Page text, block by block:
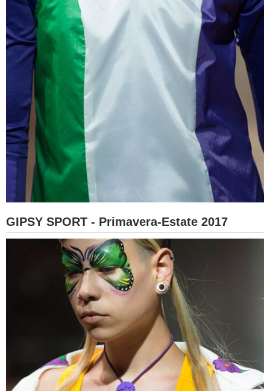
GIPSY SPORT - Primavera-Estate 2017